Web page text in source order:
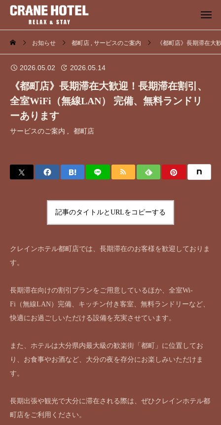
お知らせ 都町店 サービスのご案内 《都町店》長期滞在
2026.05.02 2026.05.14
《都町店》長期滞在大歓迎！長期滞在割引、
全室WiFi（無線LAN） 完備、無料ランドリ
ーあります
サービスのご案内 都町店
記事のタイトルとURLをコピーする
クレインホテル都町店では、長期滞在のお客様を歓迎しておりま
す。
長期滞在向けの割引プランをご用意しているほか、全室Wi-
Fi（無線LAN）完備、キッチン付き客室、無料ランドリーなど、
快適にお過ごしいただける設備を充実させています。
また、ホテルは大分県内最大級の歓楽街「都町」に位置してお
り、お食事やお酒など、大分の夜を存分にお楽しみいただけま
す。
長期出張や観光で大分に滞在される際は、ぜひクレインホテル都
町店をご利用ください。